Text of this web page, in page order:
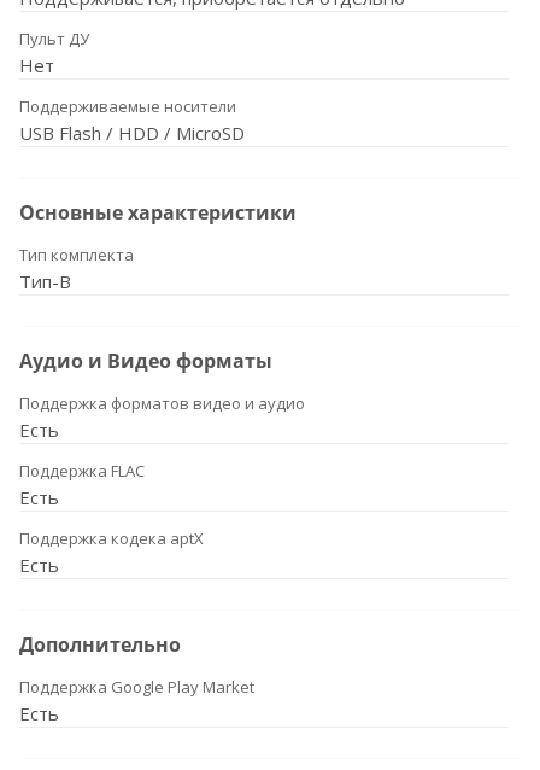
Пульт ДУ
Нет
Поддерживаемые носители
USB Flash / HDD / MicroSD
Основные характеристики
Тип комплекта
Тип-B
Аудио и Видео форматы
Поддержка форматов видео и аудио
Есть
Поддержка FLAC
Есть
Поддержка кодека aptX
Есть
Дополнительно
Поддержка Google Play Market
Есть